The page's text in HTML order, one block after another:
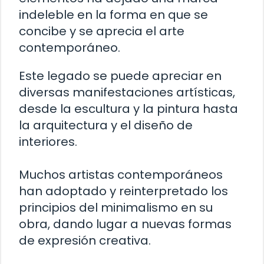
indeleble en la forma en que se
concibe y se aprecia el arte
contemporáneo.
Este legado se puede apreciar en
diversas manifestaciones artísticas,
desde la escultura y la pintura hasta
la arquitectura y el diseño de
interiores.
Muchos artistas contemporáneos
han adoptado y reinterpretado los
principios del minimalismo en su
obra, dando lugar a nuevas formas
de expresión creativa.